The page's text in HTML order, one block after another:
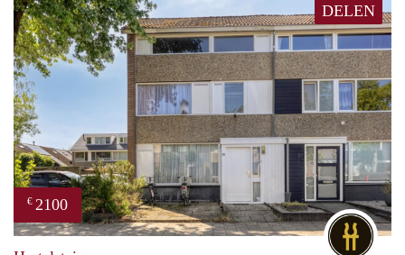
DELEN
€ 2100
DG